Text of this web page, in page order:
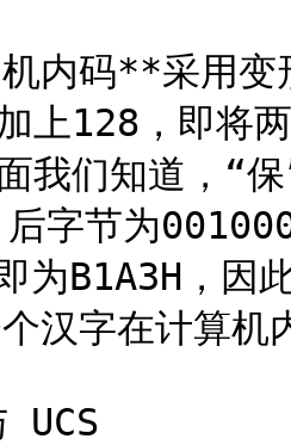
内码**采用变
上128，即将
我们知道，“
字节为
为B1A3H，因
汉字在计算机
UCS